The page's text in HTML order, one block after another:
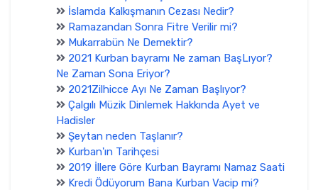
İslamda Kalkışmanın Cezası Nedir?
Ramazandan Sonra Fitre Verilir mi?
Mukarrabün Ne Demektir?
2021 Kurban bayramı Ne zaman BaşLıyor?
Ne Zaman Sona Eriyor?
2021Zilhicce Ayı Ne Zaman Başlıyor?
Çalgılı Müzik Dinlemek Hakkında Ayet ve
Hadisler
Şeytan neden Taşlanır?
Kurban'ın Tarihçesi
2019 İllere Göre Kurban Bayramı Namaz Saati
Kredi Ödüyorum Bana Kurban Vacip mi?